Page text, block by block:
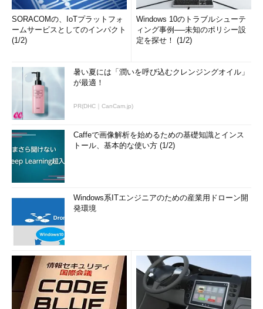
SORACOMの、IoTプラットフォ
ームサービスとしてのインパクト
(1/2)
Windows 10のトラブルシューテ
ィング事例──未知のポリシー設
定を探せ！ (1/2)
暑い夏には「潤いを呼び込むクレンジングオイル」
が最適！
PR(DHC｜CanCam.jp)
Caffeで画像解析を始めるための基礎知識とインス
トール、基本的な使い方 (1/2)
Windows系ITエンジニアのための産業用ドローン開
発環境